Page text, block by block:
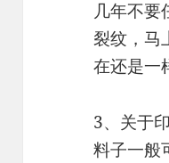
几年不要
裂纹，马
在还是一
3、关于
料子一般